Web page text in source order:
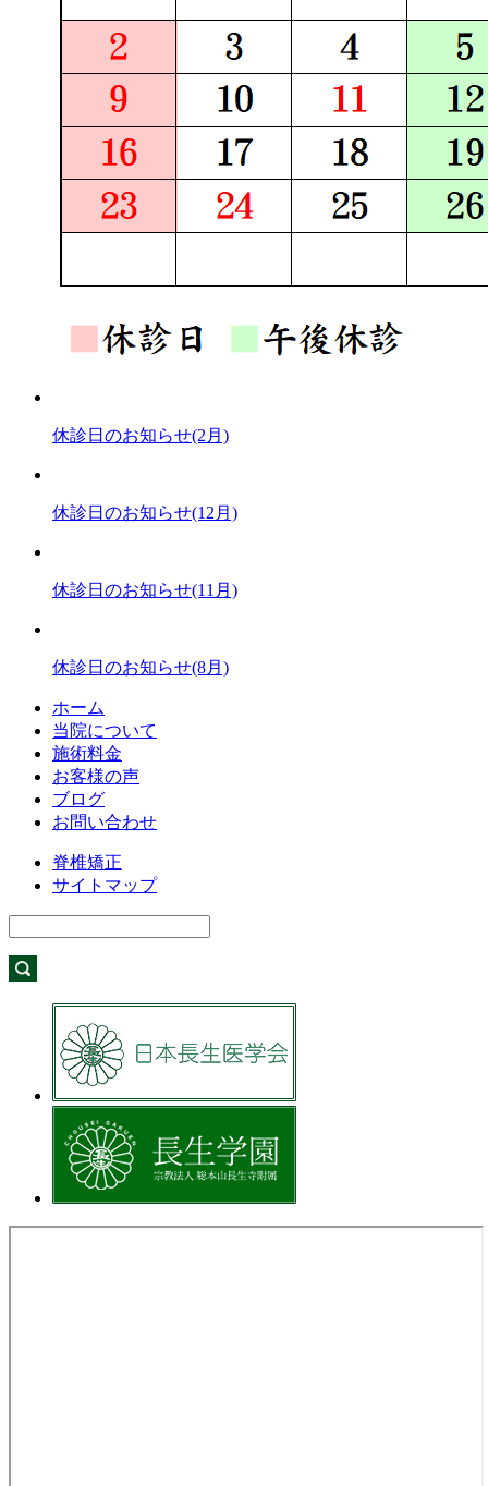
休診日のお知らせ(2月)
休診日のお知らせ(12月)
休診日のお知らせ(11月)
休診日のお知らせ(8月)
ホーム
当院について
施術料金
お客様の声
ブログ
お問い合わせ
脊椎矯正
サイトマップ